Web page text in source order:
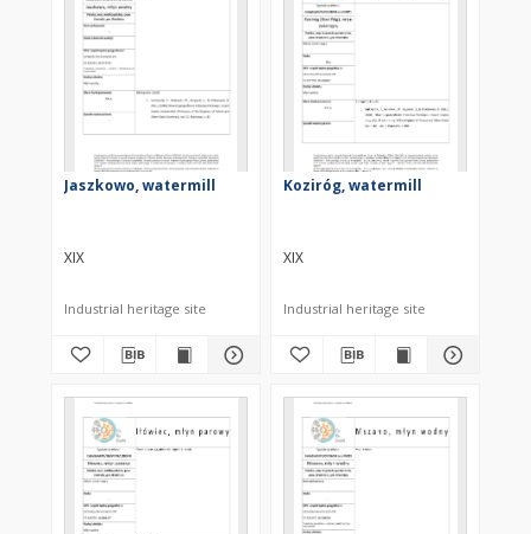
Jaszkowo, watermill
XIX
Industrial heritage site
Koziróg, watermill
XIX
Industrial heritage site